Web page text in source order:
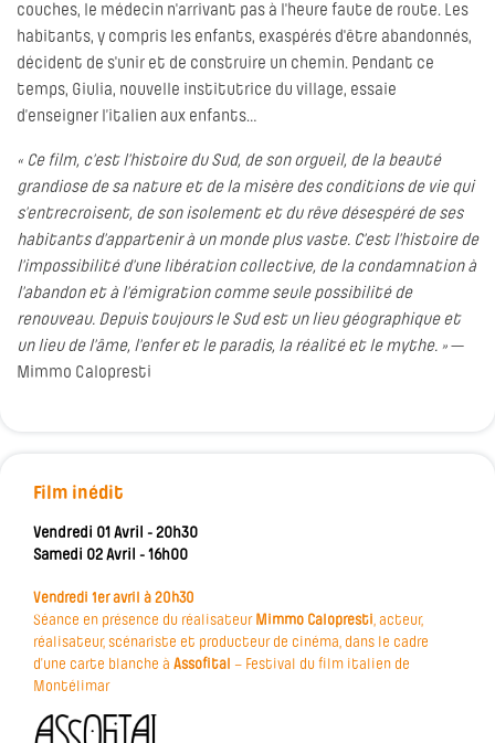
couches, le médecin n'arrivant pas à l'heure faute de route. Les
habitants, y compris les enfants, exaspérés d'être abandonnés,
décident de s'unir et de construire un chemin. Pendant ce
temps, Giulia, nouvelle institutrice du village, essaie
d’enseigner l’italien aux enfants…
« Ce film, c’est l’histoire du Sud, de son orgueil, de la beauté
grandiose de sa nature et de la misère des conditions de vie qui
s’entrecroisent, de son isolement et du rêve désespéré de ses
habitants d’appartenir à un monde plus vaste. C’est l’histoire de
l’impossibilité d’une libération collective, de la condamnation à
l’abandon et à l’émigration comme seule possibilité de
renouveau. Depuis toujours le Sud est un lieu géographique et
un lieu de l’âme, l’enfer et le paradis, la réalité et le mythe. »—
Mimmo Calopresti
Film inédit
Vendredi 01 Avril - 20h30
Samedi 02 Avril - 16h00
Vendredi 1er avril à 20h30
Séance en présence du réalisateur Mimmo Calopresti, acteur,
réalisateur, scénariste et producteur de cinéma, dans le cadre
d’une carte blanche à Assofital – Festival du film italien de
Montélimar